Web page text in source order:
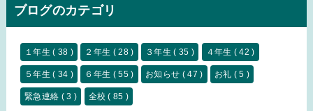
ブログのカテゴリ
１年生( 38 ) ２年生 ( 28 ) ３年生( 35 ) ４年生 ( 42 )
５年生( 34 ) ６年生 ( 55 ) お知らせ ( 47 ) お礼 ( 5 )
緊急連絡 ( 3 ) 全校( 85 )